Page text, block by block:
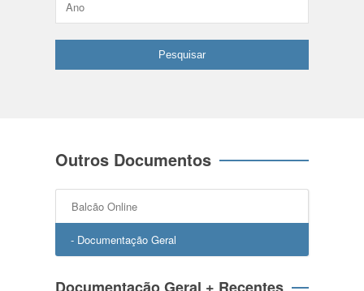
Outros Documentos
Balcão Online
- Documentação Geral